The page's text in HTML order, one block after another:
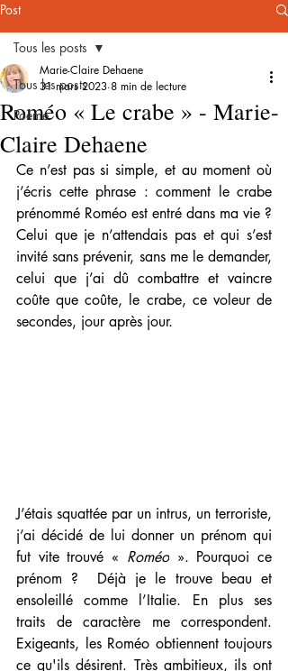
Post
Tous les posts
Poème
Tous les posts
Roméo « Le crabe » - Marie-
Claire Dehaene
Marie-Claire Dehaene
31 mars 2023 8 min de lecture
Ce n’est pas si simple, et au moment où
j’écris cette phrase : comment le crabe
prénommé Roméo est entré dans ma vie ?
Celui que je n’attendais pas et qui s’est
invité sans prévenir, sans me le demander,
celui que j’ai dû combattre et vaincre
coûte que coûte, le crabe, ce voleur de
secondes, jour après jour.
J’étais squattée par un intrus, un terroriste,
j’ai décidé de lui donner un prénom qui
fut vite trouvé « Roméo ». Pourquoi ce
prénom ?  Déjà je le trouve beau et
ensoleillé comme l’Italie. En plus ses
traits de caractère me correspondent.
Exigeants, les Roméo obtiennent toujours
ce qu'ils désirent. Très ambitieux, ils ont